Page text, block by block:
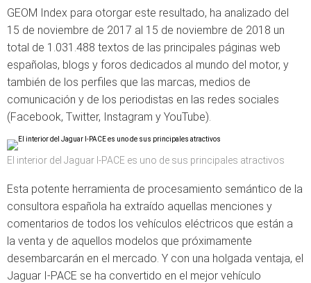
GEOM Index para otorgar este resultado, ha analizado del
15 de noviembre de 2017 al 15 de noviembre de 2018 un
total de 1.031.488 textos de las principales páginas web
españolas, blogs y foros dedicados al mundo del motor, y
también de los perfiles que las marcas, medios de
comunicación y de los periodistas en las redes sociales
(Facebook, Twitter, Instagram y YouTube).
El interior del Jaguar I-PACE es uno de sus principales atractivos
Esta potente herramienta de procesamiento semántico de la
consultora española ha extraído aquellas menciones y
comentarios de todos los vehículos eléctricos que están a
la venta y de aquellos modelos que próximamente
desembarcarán en el mercado. Y con una holgada ventaja, el
Jaguar I-PACE se ha convertido en el mejor vehículo